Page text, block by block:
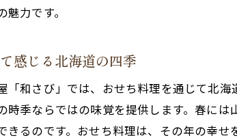
力です。
感じる北海道の四季
「和さび」では、おせち料理を通じて北
時季ならではの味覚を提供します。春に
きるのです。おせち料理は、その年の幸